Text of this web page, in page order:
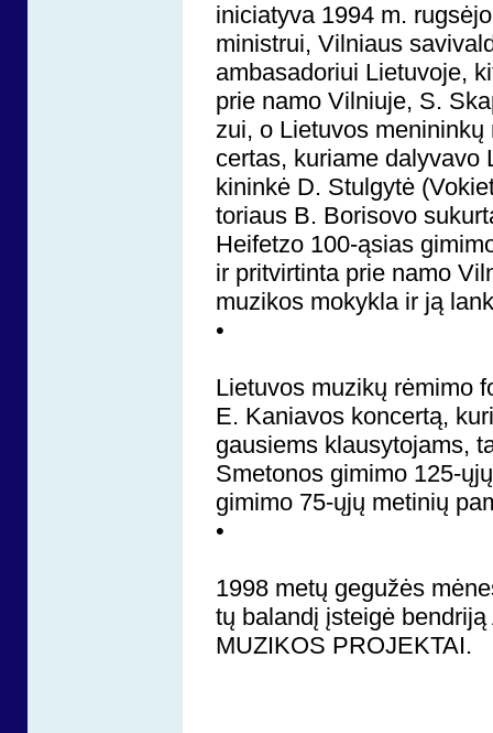
ini­cia­ty­va 1994 m.
mi­nist­rui, Vil­niaus
am­ba­sa­do­riui Lie­tu­vo­je,
prie na­mo Vil­niu­je, S.
zui, o Lie­tu­vos
cer­tas, ku­ria­me
ki­nin­kė D. Stul­gy­tė
to­riaus B. Bo­ri­so­vo
Hei­fet­zo 100-ąsias
ir pri­tvir­tin­ta prie na­mo
mu­zi­kos mo­kyk­la ir ją
•
Lie­tu­vos mu­zi­kų rė­mi­mo
E. Ka­nia­vos kon­cer­tą,
gau­siems klau­sy­to­jams,
Sme­to­nos gi­mi­mo 125-
gi­mi­mo 75-ųjų me­ti­nių
•
1998 me­tų ge­gu­žės
tų ba­lan­dį įstei­gė
MUZIKOS PROJEKTAI.